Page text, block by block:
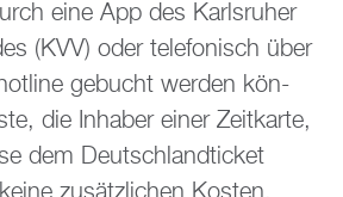
eine App des Karls­ru­her
(KVV) oder te­le­fo­nisch über
ge­bucht wer­den kön­
die In­ha­ber einer Zeit­kar­te,
dem Deutsch­land­ti­cket